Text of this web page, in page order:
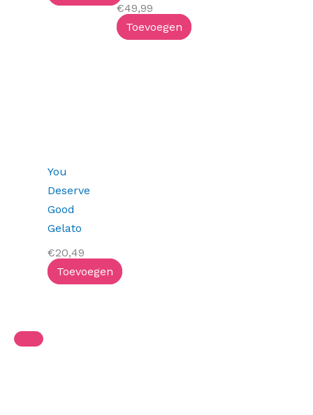
€49,99
Toevoegen
You
Deserve
Good
Gelato
€20,49
Toevoegen